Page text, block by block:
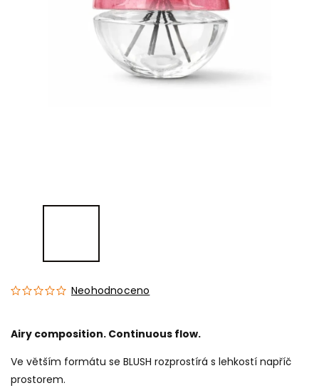
Neohodnoceno
Airy composition. Continuous flow.
Ve větším formátu se BLUSH rozprostírá s lehkostí napříč
prostorem.